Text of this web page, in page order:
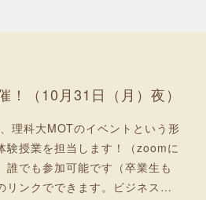
！（10月31日（月）夜）
理科大MOTのイベントという形
験授業を担当します！（zoomに
誰でも参加可能です（卒業生も
リンクでできます。ビジネス…